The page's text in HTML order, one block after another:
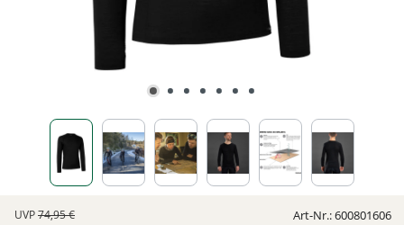
UVP74,95 € Art-Nr.:600801606